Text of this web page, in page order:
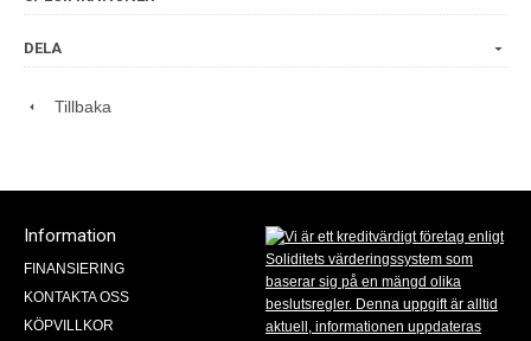
DELA
Tillbaka
Information
FINANSIERING
KONTAKTA OSS
KÖPVILLKOR